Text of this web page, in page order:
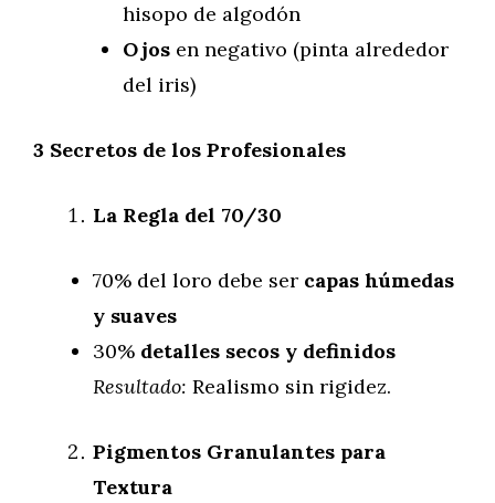
hisopo de algodón
Ojos en negativo (pinta alrededor
del iris)
3 Secretos de los Profesionales
La Regla del 70/30
70% del loro debe ser capas húmedas
y suaves
30% detalles secos y definidos
Resultado: Realismo sin rigidez.
Pigmentos Granulantes para
Textura